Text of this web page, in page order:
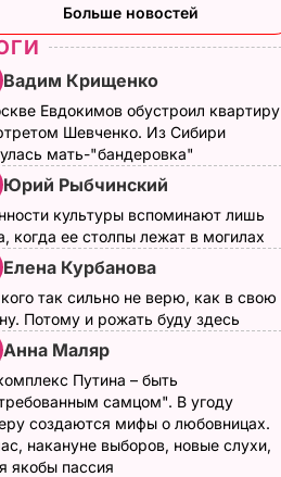
Больше новостей
Вадим Крищенко
Евдокимов обустроил квартиру
Шевченко. Из Сибири
мать-"бандеровка"
Юрий Рыбчинский
культуры вспоминают лишь
когда ее столпы лежат в могилах
Елена Курбанова
так сильно не верю, как в свою
Потому и рожать буду здесь
Анна Маляр
Путина – быть
самцом". В угоду
создаются мифы о любовницах.
накануне выборов, новые слухи,
якобы пассия